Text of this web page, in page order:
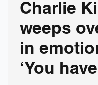
Charlie
weeps
in
‘You